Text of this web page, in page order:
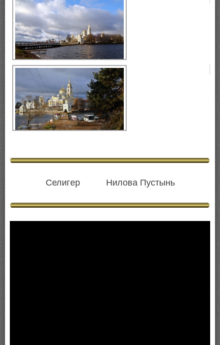
Селигер, монастырь Нилова
Пустынь, остров Столобный.
Селигер, монастырь Нилова
Пустынь, остров Столобный,
Селигер Нилова Пустынь